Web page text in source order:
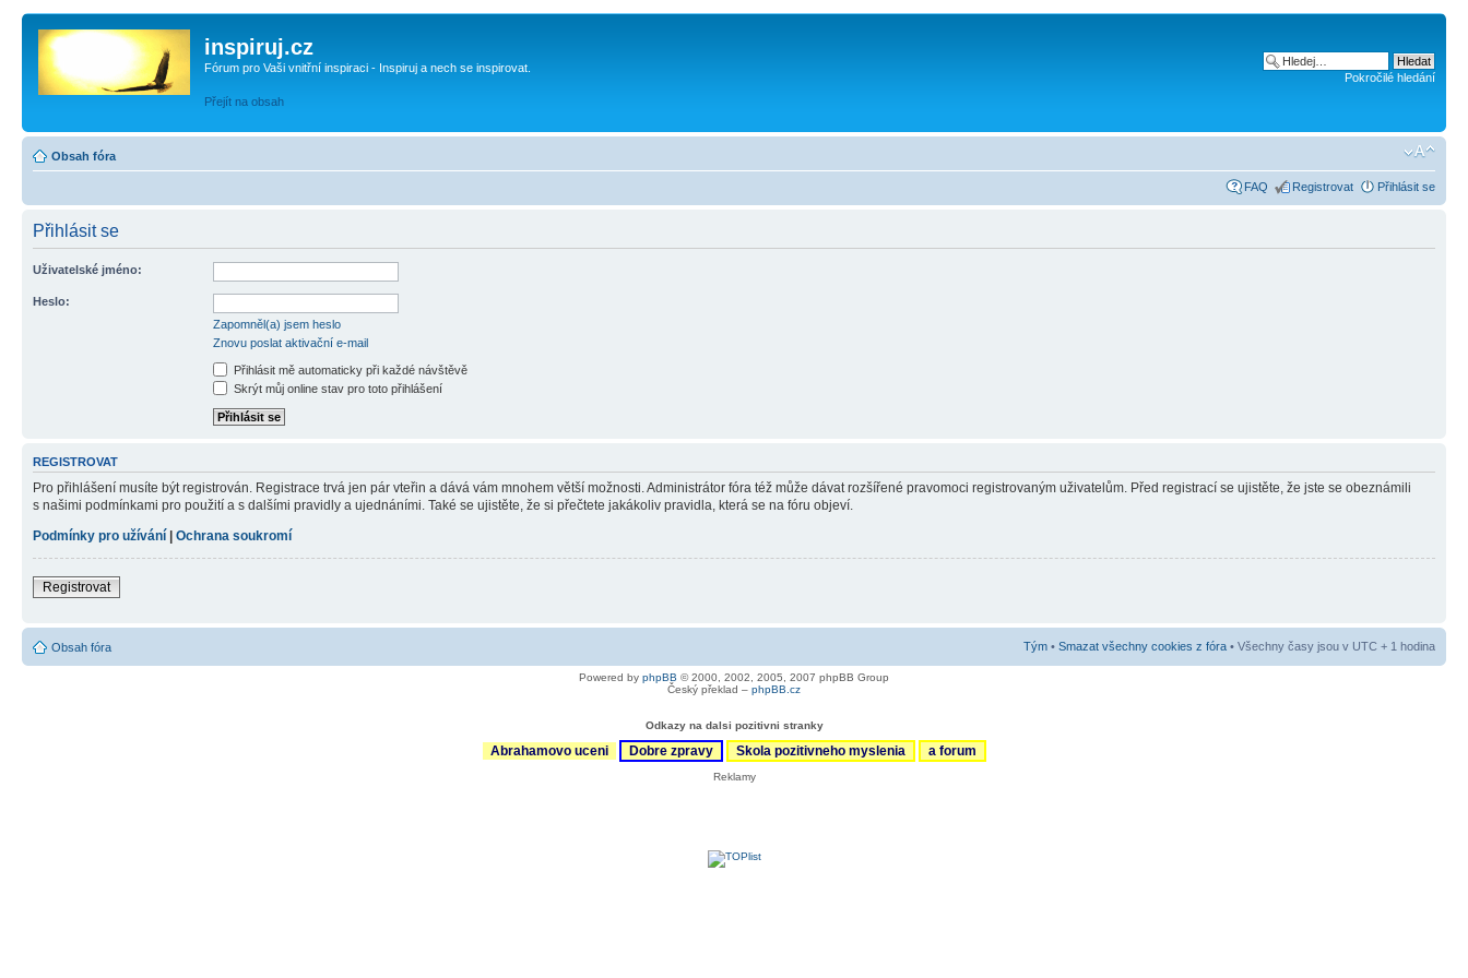
inspiruj.cz
Fórum pro Vaši vnitřní inspiraci - Inspiruj a nech se inspirovat.
Přejít na obsah
Pokročilé hledání
Obsah fóra
FAQ Registrovat Přihlásit se
Přihlásit se
Uživatelské jméno:
Heslo:
Zapomněl(a) jsem heslo
Znovu poslat aktivační e-mail
Přihlásit mě automaticky při každé návštěvě
Skrýt můj online stav pro toto přihlášení
REGISTROVAT
Pro přihlášení musíte být registrován. Registrace trvá jen pár vteřin a dává vám mnohem větší možnosti. Administrátor fóra též může dávat rozšířené pravomoci registrovaným uživatelům. Před registrací se ujistěte, že jste se obeznámili
s našimi podmínkami pro použití a s dalšími pravidly a ujednáními. Také se ujistěte, že si přečtete jakákoliv pravidla, která se na fóru objeví.
Podmínky pro užívání | Ochrana soukromí
Registrovat
Obsah fóra Tým • Smazat všechny cookies z fóra • Všechny časy jsou v UTC + 1 hodina
Powered by phpBB © 2000, 2002, 2005, 2007 phpBB Group
Český překlad – phpBB.cz
Odkazy na dalsi pozitivni stranky
Abrahamovo uceni Dobre zpravy Skola pozitivneho myslenia a forum
Reklamy